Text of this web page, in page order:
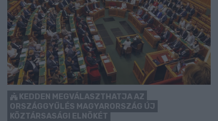
KEDDEN MEGVÁLASZTHATJA AZ
ORSZÁGGYŰLÉS MAGYARORSZÁG ÚJ
KÖZTÁRSASÁGI ELNÖKÉT